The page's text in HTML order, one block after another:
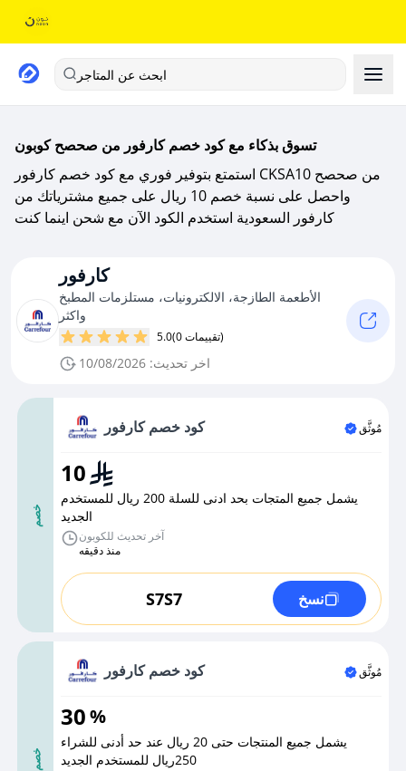
ابحث عن المتاجر
تسوق بذكاء مع كود خصم كارفور من صحصح كوبون
استمتع بتوفير فوري مع كود خصم كارفور CKSA10 من صحصح
واحصل على نسبة خصم 10 ريال على جميع مشترياتك من
كارفور السعودية استخدم الكود الآن مع شحن اينما كنت
كارفور
الأطعمة الطازجة، الالكترونيات، مستلزمات المطبخ
واكثر
5.0 (0 تقييمات)
اخر تحديث: 10/08/2026
خصم
كود خصم كارفور مُوثَّق
10
يشمل جميع المتجات بحد ادنى للسلة 200 ريال للمستخدم
الجديد
آخر تحديث للكوبون
منذ دقيقه
S7S7 نسخ
خصم
كود خصم كارفور مُوثَّق
30%
يشمل جميع المنتجات حتى 20 ريال عند حد أدنى للشراء
250ريال للمستخدم الجديد